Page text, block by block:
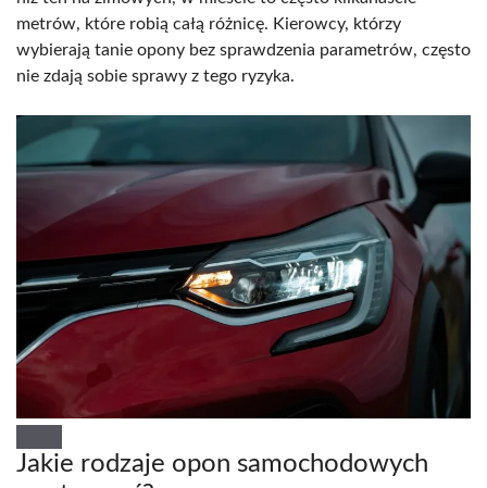
metrów, które robią całą różnicę. Kierowcy, którzy
wybierają tanie opony bez sprawdzenia parametrów, często
nie zdają sobie sprawy z tego ryzyka.
Jakie rodzaje opon samochodowych